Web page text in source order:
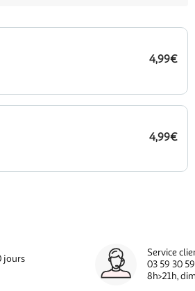
4,99€
4,99€
jours
Service
03 59 30
8h>21h,